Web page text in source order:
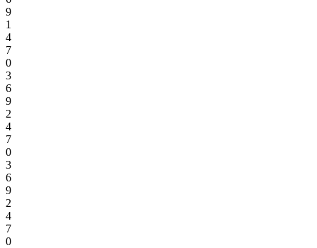
9
1
4
7
0
3
6
9
2
4
7
0
3
6
9
2
4
7
0